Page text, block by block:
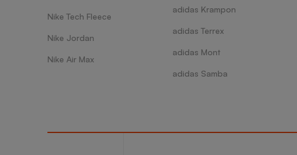
Nike Tech Fleece
Nike Jordan
Nike Air Max
adidas Krampon
adidas Terrex
adidas Mont
adidas Samba